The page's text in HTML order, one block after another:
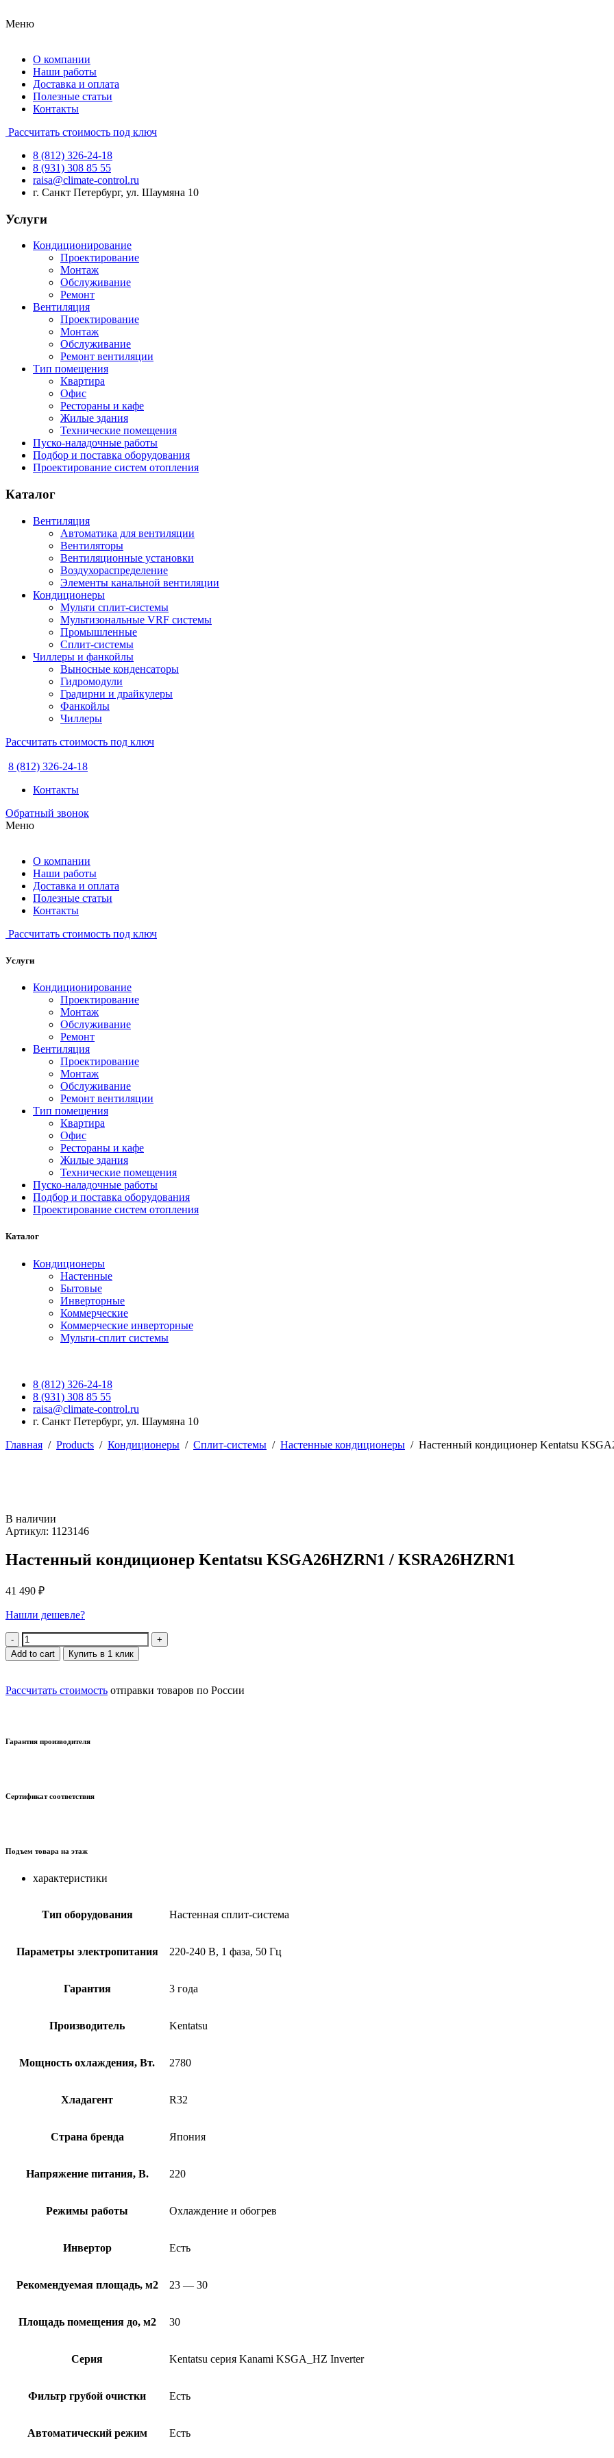
Меню
О компании
Наши работы
Доставка и оплата
Полезные статьи
Контакты
Рассчитать стоимость под ключ
8 (812) 326-24-18
8 (931) 308 85 55
raisa@climate-control.ru
г. Санкт Петербург, ул. Шаумяна 10
Услуги
Кондиционирование
Проектирование
Монтаж
Обслуживание
Ремонт
Вентиляция
Проектирование
Монтаж
Обслуживание
Ремонт вентиляции
Тип помещения
Квартира
Офис
Рестораны и кафе
Жилые здания
Технические помещения
Пуско-наладочные работы
Подбор и поставка оборудования
Проектирование систем отопления
Каталог
Вентиляция
Автоматика для вентиляции
Вентиляторы
Вентиляционные установки
Воздухораспределение
Элементы канальной вентиляции
Кондиционеры
Мульти сплит-системы
Мультизональные VRF системы
Промышленные
Сплит-системы
Чиллеры и фанкойлы
Выносные конденсаторы
Гидромодули
Градирни и драйкулеры
Фанкойлы
Чиллеры
Рассчитать стоимость под ключ
8 (812) 326-24-18
Контакты
Обратный звонок
Меню
О компании
Наши работы
Доставка и оплата
Полезные статьи
Контакты
Рассчитать стоимость под ключ
Услуги
Кондиционирование
Проектирование
Монтаж
Обслуживание
Ремонт
Вентиляция
Проектирование
Монтаж
Обслуживание
Ремонт вентиляции
Тип помещения
Квартира
Офис
Рестораны и кафе
Жилые здания
Технические помещения
Пуско-наладочные работы
Подбор и поставка оборудования
Проектирование систем отопления
Каталог
Кондиционеры
Настенные
Бытовые
Инверторные
Коммерческие
Коммерческие инверторные
Мульти-сплит системы
8 (812) 326-24-18
8 (931) 308 85 55
raisa@climate-control.ru
г. Санкт Петербург, ул. Шаумяна 10
Главная / Products / Кондиционеры / Сплит-системы / Настенные кондиционеры / Настенный кондиционер Kentatsu
В наличии
Артикул: 1123146
Настенный кондиционер Kentatsu KSGA26HZRN1 / KSRA26HZRN1
41 490 ₽
Нашли дешевле?
Quantity
Add to cart Купить в 1 клик
Рассчитать стоимость отправки товаров по России
Гарантия производителя
Сертификат соответствия
Подъем товара на этаж
характеристики
Тип оборудования Настенная сплит-система
Параметры электропитания 220-240 В, 1 фаза, 50 Гц
Гарантия 3 года
Производитель Kentatsu
Мощность охлаждения, Вт. 2780
Хладагент R32
Страна бренда Япония
Напряжение питания, В. 220
Режимы работы Охлаждение и обогрев
Инвертор Есть
Рекомендуемая площадь, м2 23 — 30
Площадь помещения до, м2 30
Серия Kentatsu серия Kanami KSGA_HZ Inverter
Фильтр грубой очистки Есть
Автоматический режим Есть